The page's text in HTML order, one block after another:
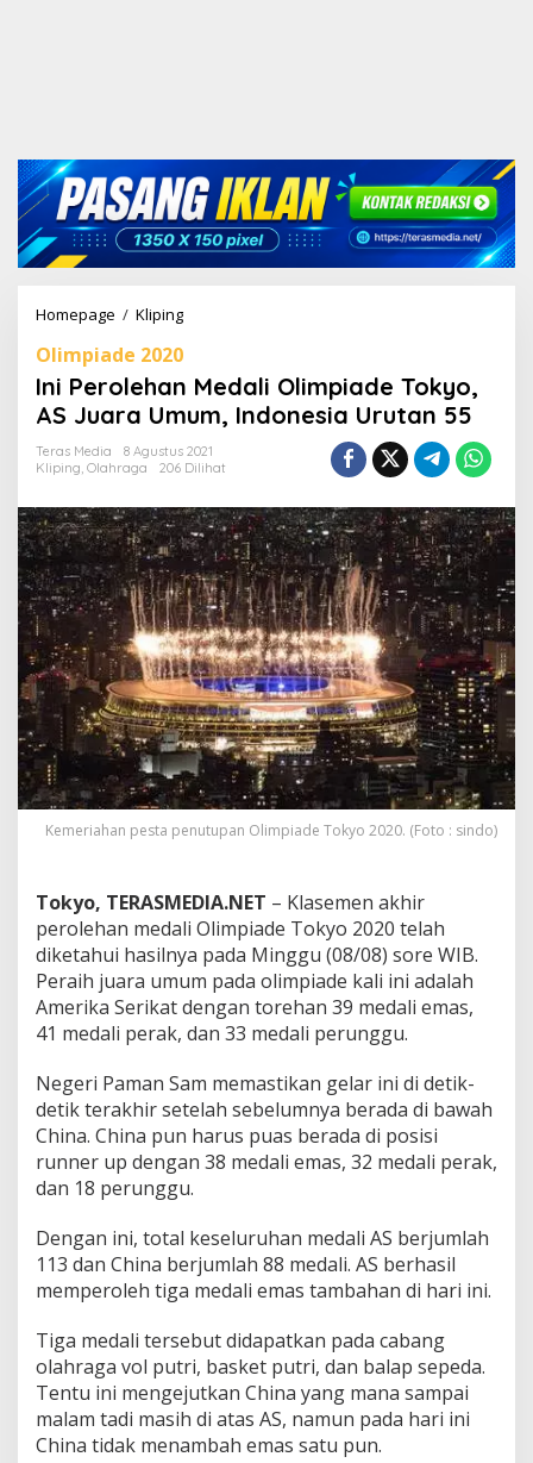
Homepage / Kliping
P
e
r
o
l
h
a
n
M
e
d
a
l
i
O
l
i
m
p
i
a
T
o
k
y
o
,
A
S
u
a
r
a
U
m
m
,
I
n
o
n
e
s
a
Olimpiade 2020
Ini Perolehan Medali Olimpiade Tokyo,
AS Juara Umum, Indonesia Urutan 55
Teras Media
8 Agustus 2021
Kliping, Olahraga 206 Dilihat
Kemeriahan pesta penutupan Olimpiade Tokyo 2020. (Foto : sindo)
Tokyo, TERASMEDIA.NET – Klasemen akhir
perolehan medali Olimpiade Tokyo 2020 telah
diketahui hasilnya pada Minggu (08/08) sore WIB.
Peraih juara umum pada olimpiade kali ini adalah
Amerika Serikat dengan torehan 39 medali emas,
41 medali perak, dan 33 medali perunggu.
Negeri Paman Sam memastikan gelar ini di detik-
detik terakhir setelah sebelumnya berada di bawah
China. China pun harus puas berada di posisi
runner up dengan 38 medali emas, 32 medali perak,
dan 18 perunggu.
Dengan ini, total keseluruhan medali AS berjumlah
113 dan China berjumlah 88 medali. AS berhasil
memperoleh tiga medali emas tambahan di hari ini.
Tiga medali tersebut didapatkan pada cabang
olahraga vol putri, basket putri, dan balap sepeda.
Tentu ini mengejutkan China yang mana sampai
malam tadi masih di atas AS, namun pada hari ini
China tidak menambah emas satu pun.